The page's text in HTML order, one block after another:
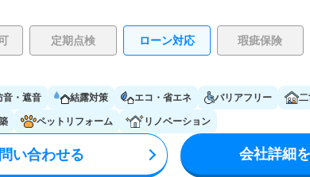
定期点検 ローン対応 瑕疵保険
音・遮音 結露対策 エコ・省エネ バリアフリー 二
ペットリフォーム リノベーション
い合わせる 会社詳細